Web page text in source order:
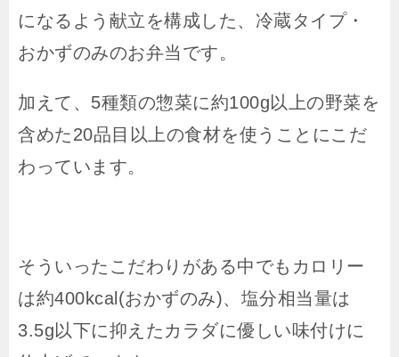
になるよう献立を構成した、冷蔵タイプ・
おかずのみのお弁当です。
加えて、5種類の惣菜に約100g以上の野菜を
含めた20品目以上の食材を使うことにこだ
わっています。
そういったこだわりがある中でもカロリー
は約400kcal(おかずのみ)、塩分相当量は
3.5g以下に抑えたカラダに優しい味付けに